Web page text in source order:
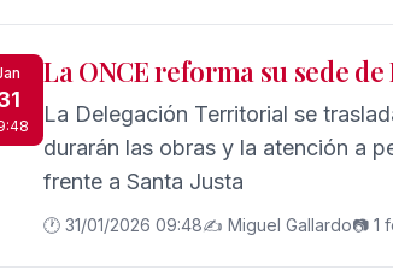
La ONCE reforma su sede
La Delegación Territorial se
durarán las obras y la atención a
frente a Santa Justa
🕐 31/01/2026 09:48✍️ Miguel Gallardo📷 1